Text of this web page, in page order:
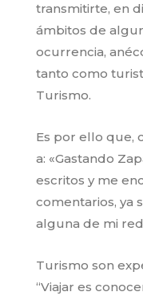
transmitirte, en
ámbitos de
ocurrencia,
tanto como
Turismo.
Es por ello que,
a: «Gastando
escritos y me
comentarios, ya
alguna de mi
Turismo son
“Viajar es